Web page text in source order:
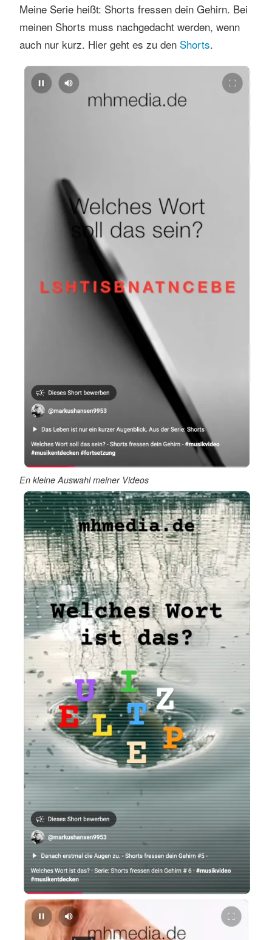
Meine Serie heißt: Shorts fressen dein Gehirn. Bei
meinen Shorts muss nachgedacht werden, wenn
auch nur kurz. Hier geht es zu den Shorts.
En kleine Auswahl meiner Videos